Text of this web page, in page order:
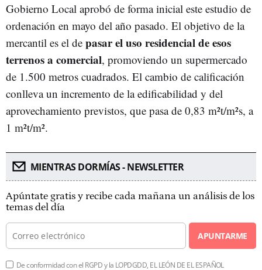
Gobierno Local aprobó de forma inicial este estudio de
ordenación en mayo del año pasado. El objetivo de la
mercantil es el de pasar el uso residencial de esos
terrenos a comercial, promoviendo un supermercado
de 1.500 metros cuadrados. El cambio de calificación
conlleva un incremento de la edificabilidad y del
aprovechamiento previstos, que pasa de 0,83 m²t/m²s, a
1 m²t/m².
MIENTRAS DORMÍAS - NEWSLETTER
Apúntate gratis y recibe cada mañana un análisis de los
temas del día
APUNTARME
De conformidad con el RGPD y la LOPDGDD, EL LEÓN DE EL ESPAÑOL